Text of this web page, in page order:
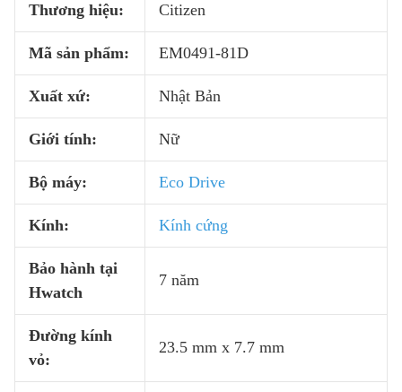
Thương hiệu: Citizen
Mã sản phẩm: EM0491-81D
Xuất xứ: Nhật Bản
Giới tính: Nữ
Bộ máy: Eco Drive
Kính: Kính cứng
Bảo hành tại
Hwatch
7 năm
Đường kính
vỏ:
23.5 mm x 7.7 mm